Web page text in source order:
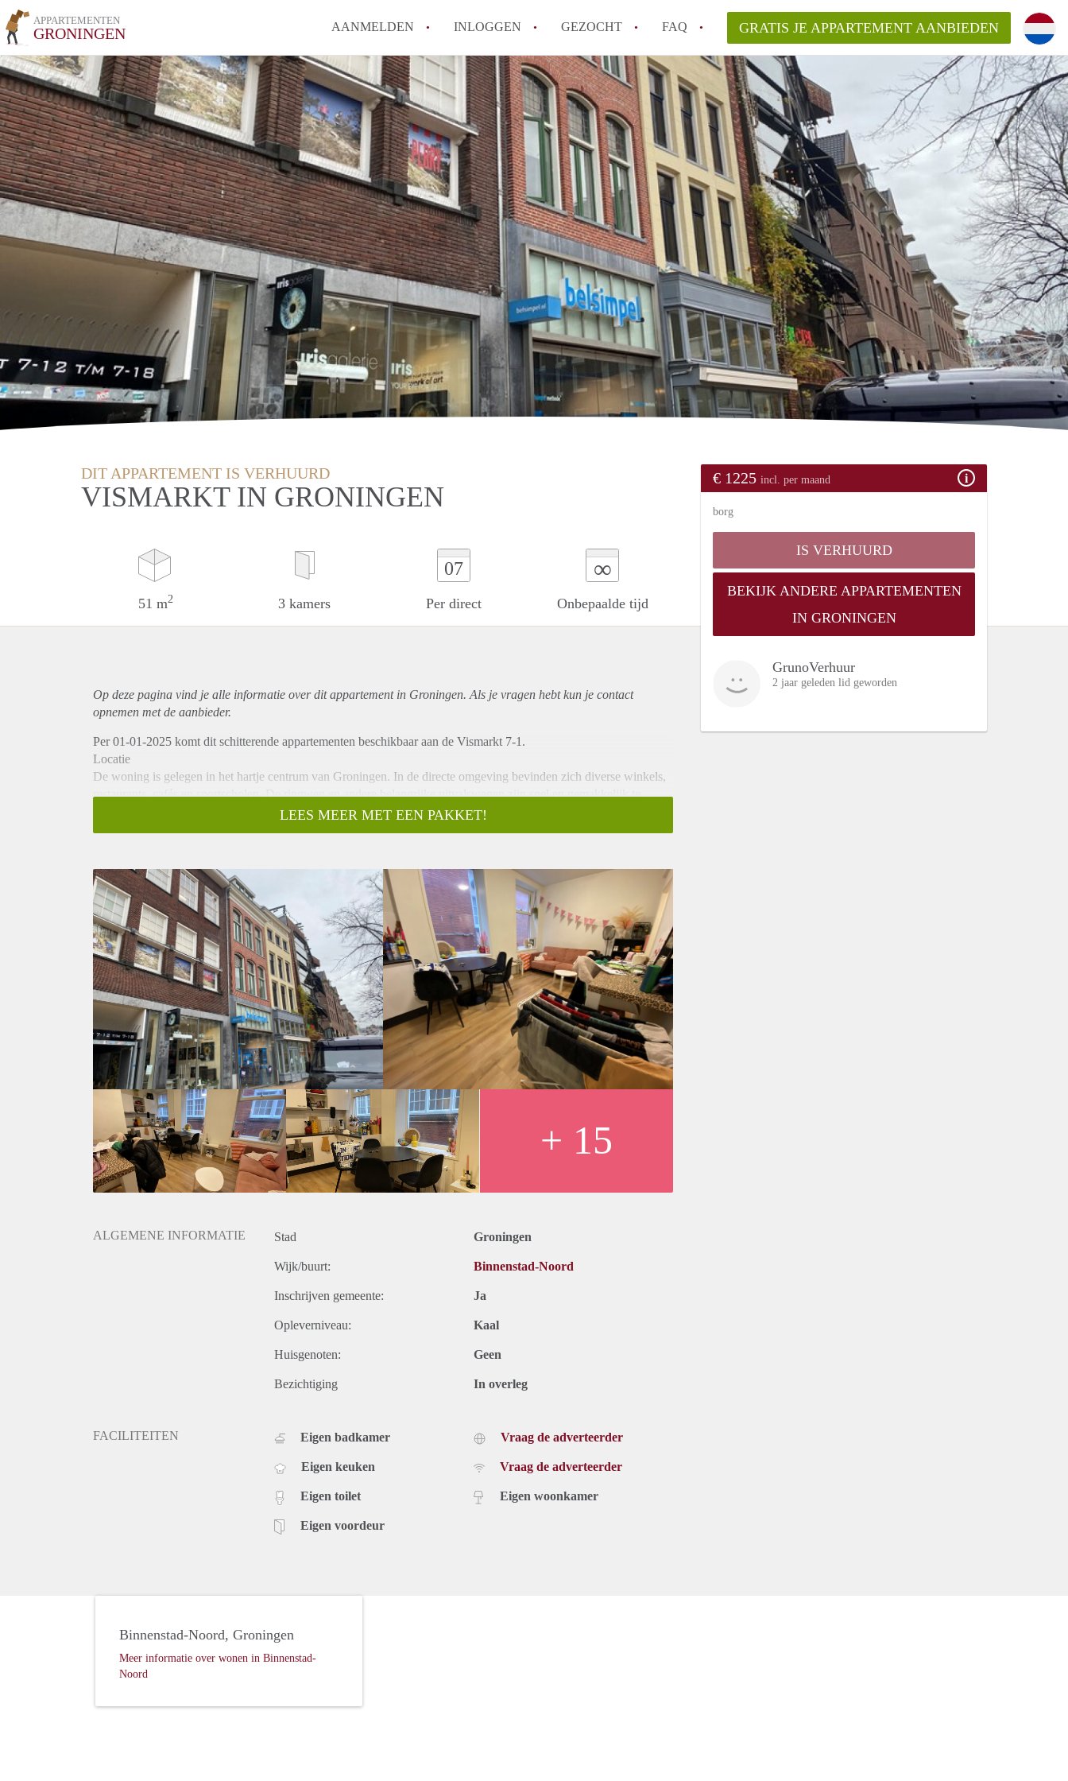
APPARTEMENTEN
GRONINGEN AANMELDEN INLOGGEN GEZOCHT FAQ
Hoe werkt Appartement Groningen
Hoeveel kost het om te reageren op een Appartement in Groningen?
How to translate AppartementGroningen?
Wat is AppartementenGroningen?
Wat is de privacyverklaring van AppartementenGroningen?
Alle veelgestelde vragen
GRATIS JE APPARTEMENT AANBIEDEN
DIT APPARTEMENT IS VERHUURD
VISMARKT IN GRONINGEN
51 m2 3 kamers
07
Per direct
∞
Onbepaalde tijd
€ 1225 incl. per maand
borg
IS VERHUURD
BEKIJK ANDERE APPARTEMENTEN
IN GRONINGEN
GrunoVerhuur
2 jaar geleden lid geworden
Op deze pagina vind je alle informatie over ditappartementin Groningen. Als je vragen hebt kun je contact
opnemen met de aanbieder.
Per 01-01-2025 komt dit schitterende appartementen beschikbaar aan de Vismarkt 7-1.
Locatie
De woning is gelegen in het hartje centrum van Groningen. In de directe omgeving bevinden zich diverse winkels,
restaurants, cafés en sportscholen. De ringweg en andere belangrijke uitvalswegen zijn snel en gemakkelijk te
Indeling
slaapkamers aanwezig.
Huurprijs
De huurprijs bedraagt: €1.225,- incl. gas, water, internet, tv en elektra (voorschot €125,-)
Vanwege het hoge aantal aanvragen kunnen we niet op iedereen reageren. Wij nodigen doorgaans circa 5
kandidaten uit voor een bezichtiging. We kunnen helaas niet iedereen persoonlijk beantwoorden of uitnodigingen.
LEES MEER MET EEN PAKKET!
+ 15
ALGEMENE INFORMATIE Stad Groningen
Wijk/buurt: Binnenstad-Noord
Inschrijven gemeente: Ja
Opleverniveau: Kaal
Huisgenoten: Geen
Bezichtiging In overleg
FACILITEITEN Eigen badkamer
Eigen keuken
Eigen toilet
Eigen voordeur
Vraag de adverteerder
Vraag de adverteerder
Eigen woonkamer
Binnenstad-Noord, Groningen
Meer informatie over wonen in Binnenstad-
Noord